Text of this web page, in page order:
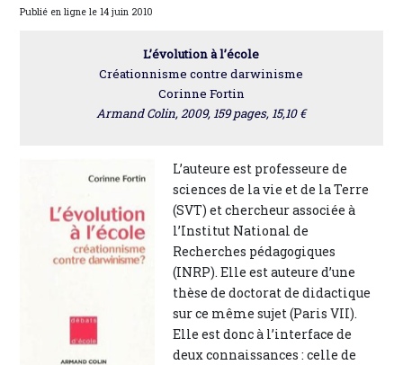
Publié en ligne le 14 juin 2010
L’évolution à l’école
Créationnisme contre darwinisme
Corinne Fortin
Armand Colin, 2009, 159 pages, 15,10 €
L’auteure est professeure de
sciences de la vie et de la Terre
(SVT) et chercheur associée à
l’Institut National de
Recherches pédagogiques
(INRP). Elle est auteure d’une
thèse de doctorat de didactique
sur ce même sujet (Paris VII).
Elle est donc à l’interface de
deux connaissances : celle de